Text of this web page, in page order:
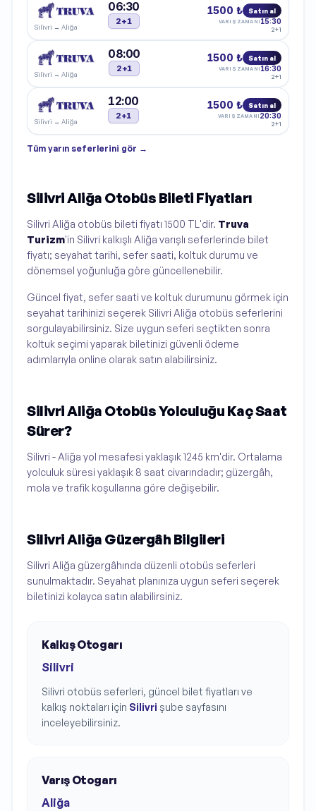
Silivri → Aliğa
06:30
2+1
1500 ₺ Satın al
VARIŞ ZAMANI 15:30
2+1
Silivri → Aliğa
08:00
2+1
1500 ₺ Satın al
VARIŞ ZAMANI 16:30
2+1
Silivri → Aliğa
12:00
2+1
1500 ₺ Satın al
VARIŞ ZAMANI 20:30
2+1
Tüm yarın seferlerini gör →
Silivri Aliğa Otobüs Bileti Fiyatları
Silivri Aliğa otobüs bileti fiyatı 1500 TL'dir. Truva
Turizm'in Silivri kalkışlı Aliğa varışlı seferlerinde bilet
fiyatı; seyahat tarihi, sefer saati, koltuk durumu ve
dönemsel yoğunluğa göre güncellenebilir.
Güncel fiyat, sefer saati ve koltuk durumunu görmek için
seyahat tarihinizi seçerek Silivri Aliğa otobüs seferlerini
sorgulayabilirsiniz. Size uygun seferi seçtikten sonra
koltuk seçimi yaparak biletinizi güvenli ödeme
adımlarıyla online olarak satın alabilirsiniz.
Silivri Aliğa Otobüs Yolculuğu Kaç Saat
Sürer?
Silivri - Aliğa yol mesafesi yaklaşık 1245 km'dir. Ortalama
yolculuk süresi yaklaşık 8 saat civarındadır; güzergâh,
mola ve trafik koşullarına göre değişebilir.
Silivri Aliğa Güzergâh Bilgileri
Silivri Aliğa güzergâhında düzenli otobüs seferleri
sunulmaktadır. Seyahat planınıza uygun seferi seçerek
biletinizi kolayca satın alabilirsiniz.
Kalkış Otogarı
Silivri
Silivri otobüs seferleri, güncel bilet fiyatları ve
kalkış noktaları için Silivri şube sayfasını
inceleyebilirsiniz.
Varış Otogarı
Aliğa